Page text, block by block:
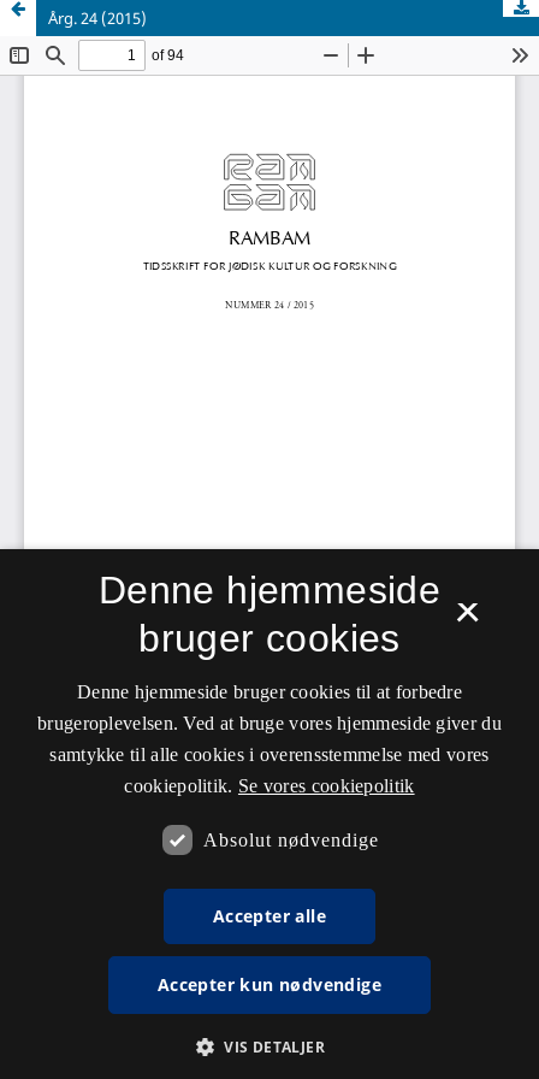
Årg. 24 (2015)
×
Denne hjemmeside
bruger cookies
Denne hjemmeside bruger cookies til at forbedre
brugeroplevelsen. Ved at bruge vores hjemmeside giver du
samtykke til alle cookies i overensstemmelse med vores
cookiepolitik. Se vores cookiepolitik
Absolut nødvendige
Accepter alle
Accepter kun nødvendige
VIS DETALJER